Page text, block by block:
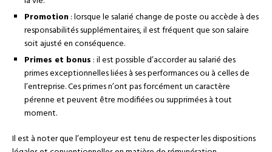
Promotion: lorsque le salarié change de poste ou accède à des
responsabilités supplémentaires, il est fréquent que son salaire
soit ajusté en conséquence.
Primes et bonus : il est possible d’accorder au salarié des
primes exceptionnelles liées à ses performances ou à celles de
l’entreprise. Ces primes n’ont pas forcément un caractère
pérenne et peuvent être modifiées ou supprimées à tout
moment.
Il est à noter que l’employeur est tenu de respecter les dispositions